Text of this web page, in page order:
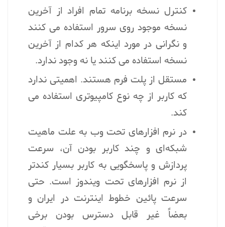
کنترل نسخه برنامه تمام افراد از آخرین
نسخه موجود روی سرور استفاده می کنند
و نگرانی در مورد اینکه هر کدام از آخرین
نسخه استفاده می کنند یا نه وجود ندارد.
مستقل از پلت فرم هستند. اهمیتی ندارد
که کاربر از چه نوع کامپیوتری استفاده می
کند.
در نرم افزارهای تحت وب به علت ماهیت
شبکه‌ای و چند کاربر بودن آن، سرعت
پردازش و پاسخگویی به کاربر بسیار کند‌تر
از نرم افزارهای تحت ویندوز است. حتی
سرعت پائین خطوط اینترنت در ایران و
بعضاً غیر قابل دسترس بودن برخی